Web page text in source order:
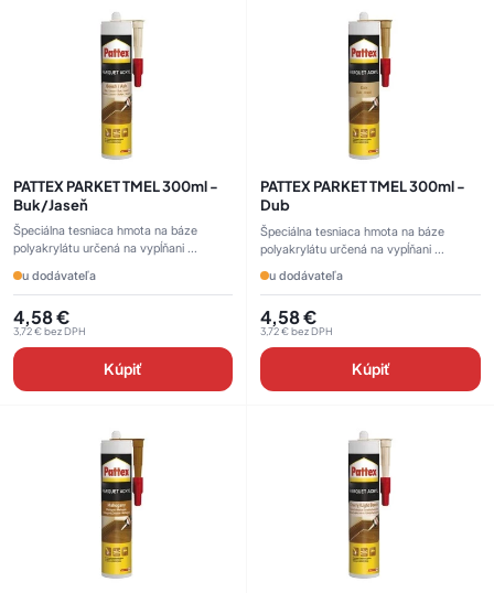
PATTEX PARKET TMEL 300ml -
Buk/Jaseň
Špeciálna tesniaca hmota na báze
polyakrylátu určená na vypĺňani ...
u dodávateľa
4,58€
3,72€bez DPH
Kúpiť
PATTEX PARKET TMEL 300ml -
Dub
Špeciálna tesniaca hmota na báze
polyakrylátu určená na vypĺňani ...
u dodávateľa
4,58€
3,72€bez DPH
Kúpiť